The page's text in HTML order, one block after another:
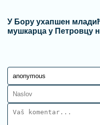
У Бору ухапшен
мушкарца у Петровцу